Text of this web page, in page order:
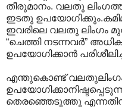
തീരുമാനം. വല‍തു
ഇടതു
ഇവരിലെ വലതു ലിംഗം
“ചെത്തി നടന്നവര്‍”
ഉപയോഗിക്കാന്‍
എന്തുകൊണ്ട്
തെരഞ്ഞെടുത്തു